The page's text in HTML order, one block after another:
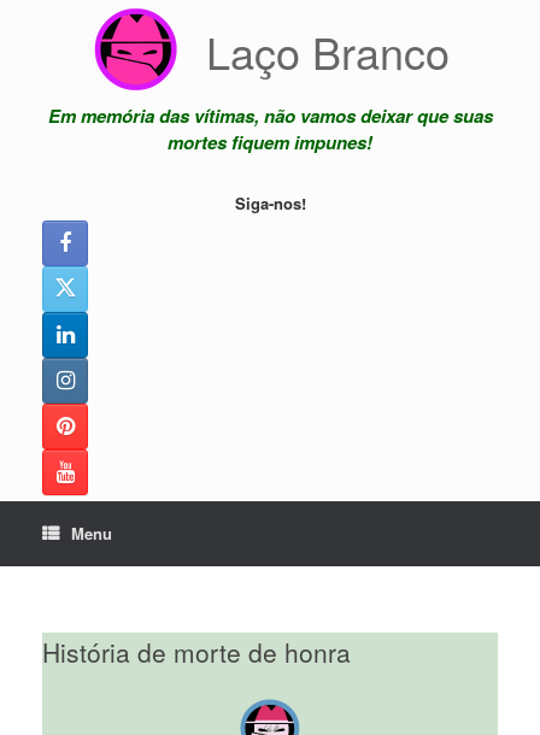
Laço Branco
Em memória das vítimas, não vamos deixar que suas
mortes fiquem impunes!
Siga-nos!
Menu
História de morte de honra